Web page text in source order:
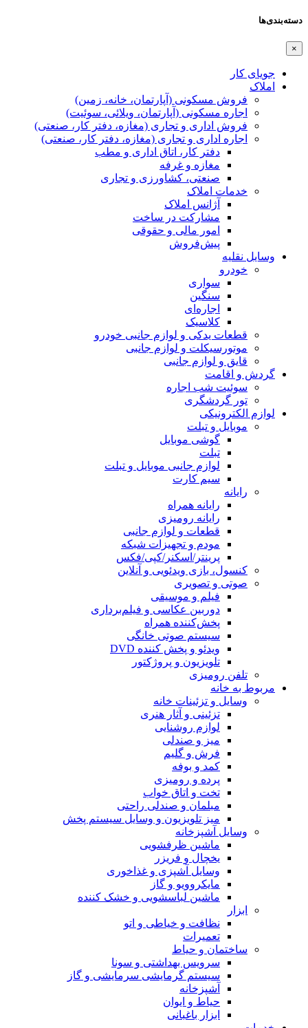
دسته‌بندی‌ها
×
جویای کار
املاک
فروش مسکونی (آپارتمان، خانه، زمین)
اجاره مسکونی (آپارتمان، ویلائی، سوئیت)
فروش اداری و تجاری (مغازه، دفتر کار، صنعتی)
اجاره اداری و تجاری (مغازه، دفتر کار، صنعتی)
دفتر کار، اتاق اداری و مطب
مغازه و غرفه
صنعتی،‌ کشاورزی و تجاری
خدمات املاک
آژانس املاک
مشارکت در ساخت
امور مالی و حقوقی
پیش‌فروش
وسایل نقلیه
خودرو
سواری
سنگین
اجاره‌ای
کلاسیک
قطعات یدکی و لوازم جانبی خودرو
موتورسیکلت و لوازم جانبی
قایق و لوازم جانبی
گردش و اقامت
سوئیت شب اجاره
تور گردشگری
لوازم الکترونیکی
موبایل و تبلت
گوشی موبایل
تبلت
لوازم جانبی موبایل و تبلت
سیم کارت
رایانه
رایانه همراه
رایانه رومیزی
قطعات و لوازم جانبی
مودم و تجهیزات شبکه
پرینتر/اسکنر/کپی/فکس
کنسول، بازی‌ ویدئویی و آنلاین
صوتی و تصویری
فیلم و موسیقی
دوربین عکاسی و فیلم‌برداری
پخش‌کننده همراه
سیستم صوتی خانگی
ویدئو و پخش کننده DVD
تلویزیون و پروژکتور
تلفن رومیزی
مربوط به خانه
وسایل و تزئینات خانه
تزئینی و آثار هنری
لوازم روشنایی
میز و صندلی
فرش و گلیم
کمد و بوفه
پرده و رومیزی
تخت و اتاق خواب
مبلمان و صندلی راحتی
میز تلویزیون و وسایل سیستم پخش
وسایل آشپزخانه
ماشین ظرفشویی
یخچال و فریزر
وسایل آشپزی و غذاخوری
مایکروویو و گاز
ماشین لباسشویی و خشک کننده
ابزار
نظافت و خیاطی و اتو
تعمیرات
ساختمان و حیاط
سرویس بهداشتی و سونا
سیستم گرمایشی سرمایشی و گاز
آشپزخانه
حیاط و ایوان
ابزار باغبانی